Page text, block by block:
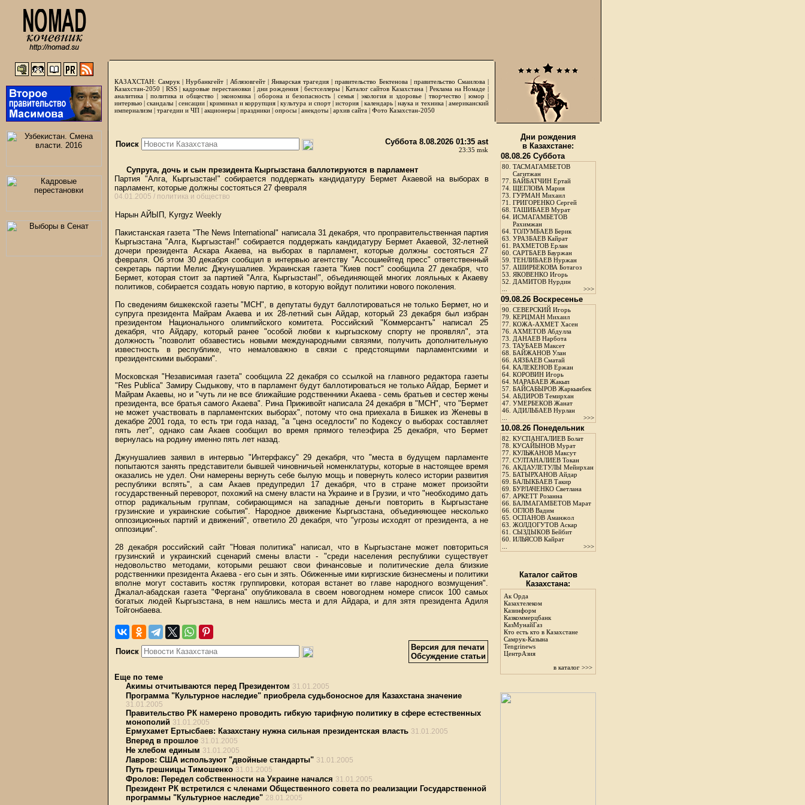
КАЗАХСТАН: Самрук |Нурбанкгейт | Аблязовгейт| Январская трагедия |правительство Бектенова| правительство Смаилова|
Казахстан-2050 | RSS|кадровые перестановки| дни рождения | бестселлеры| Каталог сайтов Казахстана | Реклама на Номаде |
аналитика | политика и общество | экономика | оборона и безопасность | семья | экология и здоровье | творчество | юмор |
интервью |скандалы | сенсации|криминал и коррупция|культура и спорт|история | календарь|наука и техника|американский
империализм | трагедии и ЧП | акционеры | праздники | опросы | анекдоты | архив сайта | Фото Казахстан-2050
Поиск Суббота 8.08.2026 01:35 ast
23:35 msk
Супруга, дочь и сын президента Кыргызстана баллотируются в парламент
Партия "Алга, Кыргызстан!" собирается поддержать кандидатуру Бермет Акаевой на выборах в
парламент, которые должны состояться 27 февраля
04.01.2005 / политика и общество
Нарын АЙЫП, Kyrgyz Weekly
Пакистанская газета "The News International" написала 31 декабря, что проправительственная партия
Кыргызстана "Алга, Кыргызстан!" собирается поддержать кандидатуру Бермет Акаевой, 32-летней
дочери президента Аскара Акаева, на выборах в парламент, которые должны состояться 27
февраля. Об этом 30 декабря сообщил в интервью агентству "Ассошиейтед пресс" ответственный
секретарь партии Мелис Джунушалиев. Украинская газета "Киев пост" сообщила 27 декабря, что
Бермет, которая стоит за партией "Алга, Кыргызстан!", объединяющей многих лояльных к Акаеву
политиков, собирается создать новую партию, в которую войдут политики нового поколения.
По сведениям бишкекской газеты "МСН", в депутаты будут баллотироваться не только Бермет, но и
супруга президента Майрам Акаева и их 28-летний сын Айдар, который 23 декабря был избран
президентом Национального олимпийского комитета. Российский "Коммерсантъ" написал 25
декабря, что Айдару, который ранее "особой любви к кыргызскому спорту не проявлял", эта
должность "позволит обзавестись новыми международными связями, получить дополнительную
известность в республике, что немаловажно в связи с предстоящими парламентскими и
президентскими выборами".
Московская "Независимая газета" сообщила 22 декабря со ссылкой на главного редактора газеты
"Res Publica" Замиру Сыдыкову, что в парламент будут баллотироваться не только Айдар, Бермет и
Майрам Акаевы, но и "чуть ли не все ближайшие родственники Акаева - семь братьев и сестер жены
президента, все братья самого Акаева". Рина Приживойт написала 24 декабря в "МСН", что "Бермет
не может участвовать в парламентских выборах", потому что она приехала в Бишкек из Женевы в
декабре 2001 года, то есть три года назад, "а "ценз оседлости" по Кодексу о выборах составляет
пять лет", однако сам Акаев сообщил во время прямого телеэфира 25 декабря, что Бермет
вернулась на родину именно пять лет назад.
Джунушалиев заявил в интервью "Интерфаксу" 29 декабря, что "места в будущем парламенте
попытаются занять представители бывшей чиновничьей номенклатуры, которые в настоящее время
оказались не удел. Они намерены вернуть себе былую мощь и повернуть колесо истории развития
республики вспять", а сам Акаев предупредил 17 декабря, что в стране может произойти
государственный переворот, похожий на смену власти на Украине и в Грузии, и что "необходимо дать
отпор радикальным группам, собирающимся на западные деньги повторить в Кыргызстане
грузинские и украинские события". Народное движение Кыргызстана, объединяющее несколько
оппозиционных партий и движений", ответило 20 декабря, что "угрозы исходят от президента, а не
оппозиции".
28 декабря российский сайт "Новая политика" написал, что в Кыргызстане может повториться
грузинский и украинский сценарий смены власти - "среди населения республики существует
недовольство методами, которыми решают свои финансовые и политические дела близкие
родственники президента Акаева - его сын и зять. Обиженные ими киргизские бизнесмены и политики
вполне могут составить костяк группировки, которая встанет во главе народного возмущения".
Джалал-абадская газета "Фергана" опубликовала в своем новогоднем номере список 100 самых
богатых людей Кыргызстана, в нем нашлись места и для Айдара, и для зятя президента Адиля
Тойгонбаева.
Поиск
Версия для печати
Обсуждение статьи
Еще по теме
Акимы отчитываются перед Президентом 31.01.2005
Программа "Культурное наследие" приобрела судьбоносное для Казахстана значение
31.01.2005
Правительство РК намерено проводить гибкую тарифную политику в сфере естественных
монополий 31.01.2005
Ермухамет Ертысбаев: Казахстану нужна сильная президентская власть 31.01.2005
Вперед в прошлое 31.01.2005
Не хлебом единым 31.01.2005
Лавров: США используют "двойные стандарты" 31.01.2005
Путь грешницы Тимошенко 31.01.2005
Фролов: Передел собственности на Украине начался 31.01.2005
Президент РК встретился с членами Общественного совета по реализации Государственной
программы "Культурное наследие" 28.01.2005
Дни рождения
в Казахстане:
08.08.26 Суббота
80. ТАСМАГАМБЕТОВ
Сагитжан
77. БАЙБАТЧИН Ертай
74. ЩЕГЛОВА Мария
73. ГУРМАН Михаил
71. ГРИГОРЕНКО Сергей
68. ТАШИБАЕВ Мурат
64. ИСМАГАМБЕТОВ
Рахимжан
64. ТОЛУМБАЕВ Берик
63. УРАЗБАЕВ Кайрат
61. РАХМЕТОВ Ерлан
60. САРТБАЕВ Бауржан
59. ТЕНЛИБАЕВ Нуржан
57. АШИРБЕКОВА Ботагоз
53. ЯКОВЕНКО Игорь
52. ДАМИТОВ Нурдин
>>>
09.08.26 Воскресенье
90. СЕВЕРСКИЙ Игорь
79. КЕРЦМАН Михаил
77. КОЖА-АХМЕТ Хасен
76. АХМЕТОВ Абдулла
73. ДАНАЕВ Нарбота
73. ТАУБАЕВ Максет
68. БАЙЖАНОВ Улан
66. АЯЗБАЕВ Сматай
64. КАЛЕКЕНОВ Ержан
64. КОРОВИН Игорь
64. МАРАБАЕВ Жакып
57. БАЙСАБЫРОВ Жаркынбек
54. АБДИРОВ Темирхан
47. УМЕРБЕКОВ Жанат
46. АДИЛЬБАЕВ Нурлан
>>>
10.08.26 Понедельник
82. КУСПАНГАЛИЕВ Болат
78. КУСАЙЫНОВ Мурат
77. КУЛЬЖАНОВ Максут
77. СУЛТАНАЛИЕВ Токан
76. АКДАУЛЕТУЛЫ Мейирхан
75. БАТЫРХАНОВ Айдар
69. БАЛЫКБАЕВ Такир
69. БУРЛАЧЕНКО Светлана
67. АРКЕТТ Розанна
66. БАЛМАГАМБЕТОВ Марат
66. ОГЛОВ Вадим
65. ОСПАНОВ Аманжол
63. ЖОЛДОГУТОВ Аскар
61. СЫЗДЫКОВ Бейбит
60. ИЛЬЯСОВ Кайрат
>>>
Каталог сайтов
Казахстана:
Ак Орда
Казахтелеком
Казинформ
Казкоммерцбанк
КазМунайГаз
Кто есть кто в Казахстане
Самрук-Казына
Tengrinews
ЦентрАзия
в каталог >>>